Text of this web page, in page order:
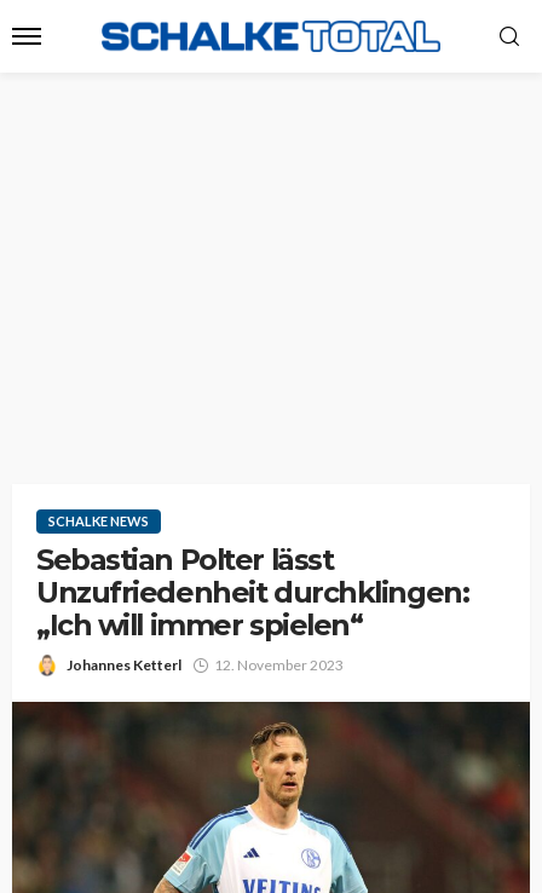
SCHALKE NEWS
Sebastian Polter lässt
Unzufriedenheit durchklingen:
„Ich will immer spielen“
Johannes Ketterl 12. November 2023